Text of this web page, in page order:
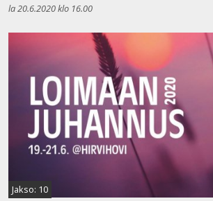
la 20.6.2020 klo 16.00
Jakso: 10